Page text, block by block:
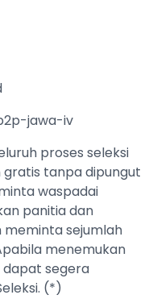
jawa-iv
proses seleksi
tanpa dipungut
waspadai
panitia dan
meminta sejumlah
menemukan
segera
(*)